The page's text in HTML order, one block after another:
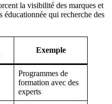
la visibilité des marques et
éducationnée qui recherche des
Exemple
Programmes de
formation avec des
experts